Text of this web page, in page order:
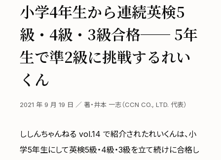
小学4年生から連続英検5
級・4級・3級合格── 5年
生で準2級に挑戦するれい
くん
2021 年 9 月 19 日 ／ 著・井本 一志（CCN CO., LTD. 代表）
ししんちゃんねる vol.14 で紹介されたれいくんは、小
学5年生にして英検5級・4級・3級を立て続けに合格し